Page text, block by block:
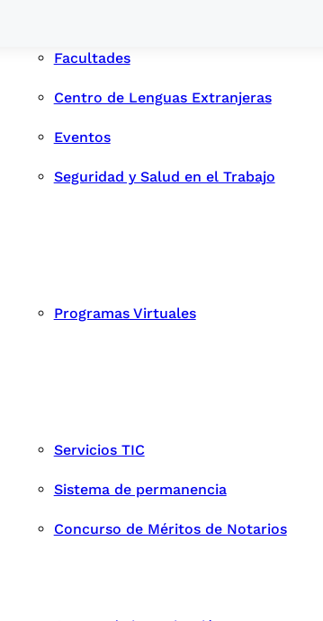
Facultades
Centro de Lenguas Extranjeras
Eventos
Seguridad y Salud en el Trabajo
Programas Virtuales
Servicios TIC
Sistema de permanencia
Concurso de Méritos de Notarios